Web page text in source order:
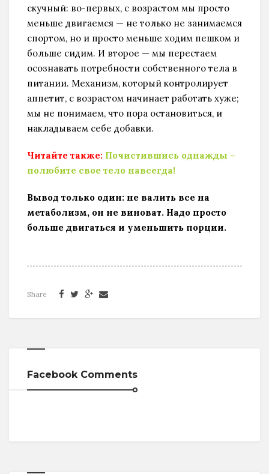
скучный: во-первых, с возрастом мы просто
меньше двигаемся — не только не занимаемся
спортом, но и просто меньше ходим пешком и
больше сидим. И второе — мы перестаем
осознавать потребности собственного тела в
питании. Механизм, который контролирует
аппетит, с возрастом начинает работать хуже;
мы не понимаем, что пора остановиться, и
накладываем себе добавки.
Читайте также: Почистившись однажды –
полюбите свое тело навсегда!
Вывод только один: не валить все на
метаболизм, он не виноват. Надо просто
больше двигаться и уменьшить порции.
Share
Facebook Comments